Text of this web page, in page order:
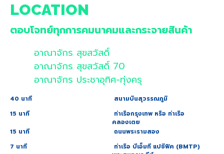
LOCATION
ตอบโจทย์ทุกการคมนาคมและกระจายสินค้า
อาณาจักร สุขสวัสดิ์
อาณาจักร สุขสวัสดิ์ 70
อาณาจักร ประชาอุทิศ-ทุ่งครุ
40 นาที
สนามบินสุวรรณภูมิ
15 นาที
ท่าเรือกรุงเทพ หรือ ท่าเรือ
คลองเตย
15 นาที
ถนนพระรามสอง
7 นาที
ท่าเรือ บีเอ็มที แปซิฟิค (BMTP)